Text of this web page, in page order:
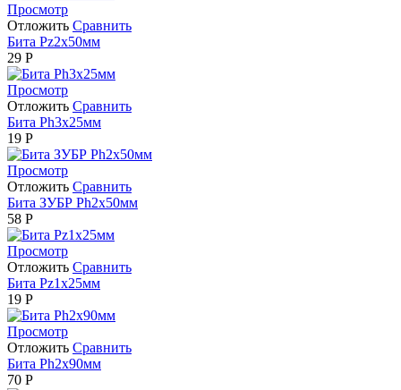
Просмотр
Отложить Сравнить
Бита Pz2х50мм
29 Р
Просмотр
Отложить Сравнить
Бита Ph3х25мм
19 Р
Просмотр
Отложить Сравнить
Бита ЗУБР Ph2х50мм
58 Р
Просмотр
Отложить Сравнить
Бита Pz1х25мм
19 Р
Просмотр
Отложить Сравнить
Бита Ph2х90мм
70 Р